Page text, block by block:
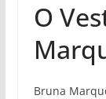
O
Bruna